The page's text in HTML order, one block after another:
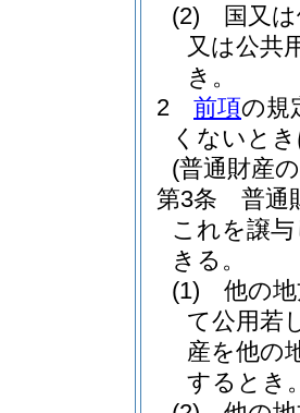
(2)
国又
又は公共
き。
2
前項の規
くないと
(普通財産
第3条
普通
これを譲
きる。
(1)
他の
て公用若
産を他の
するとき